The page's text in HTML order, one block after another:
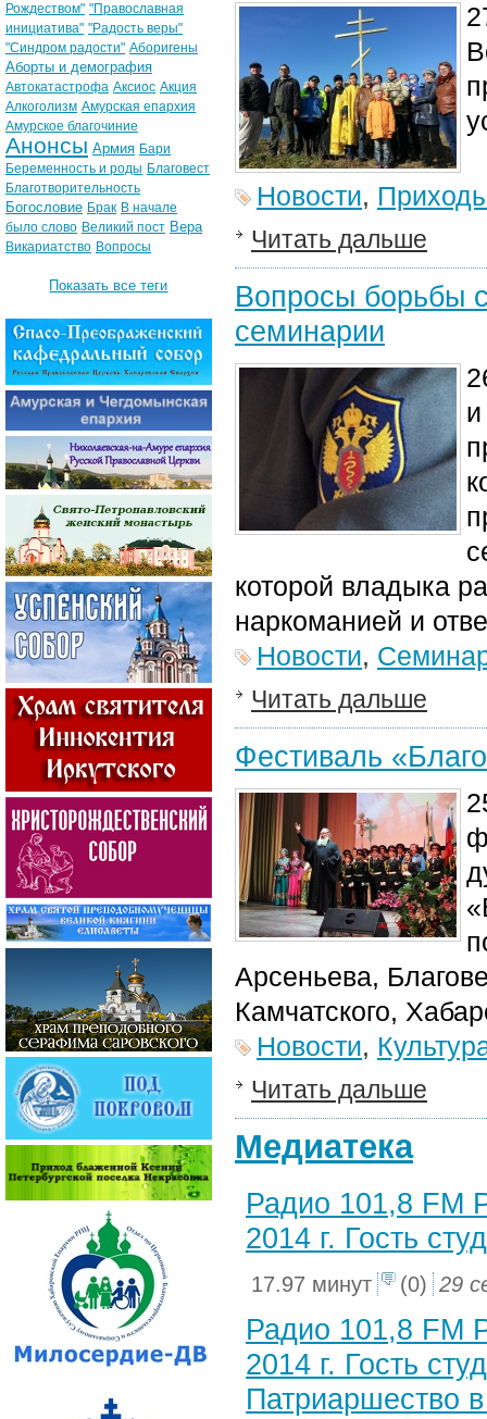
Новости,
Читать дальше
Вопросы борьбы
семинарии
которой владыка
наркоманией и
Новости,
Читать дальше
Фестиваль
Арсеньева,
Камчатского,
Новости,
Читать дальше
Медиатека
Радио 101,8 FM
2014 г. Гость
17.97 минут (0) 29
Радио 101,8 FM
2014 г. Гость
Патриаршество
Рождеством" "Православная
инициатива" "Радость веры"
"Синдром радости" Аборигены
Аборты и демография
Автокатастрофа Аксиос Акция
Алкоголизм Амурская епархия
Амурское благочиние
Анонсы Армия Бари
Беременность и роды Благовест
Благотворительность
Богословие Брак В начале
было слово Великий пост Вера
Викариатство Вопросы
Показать все теги